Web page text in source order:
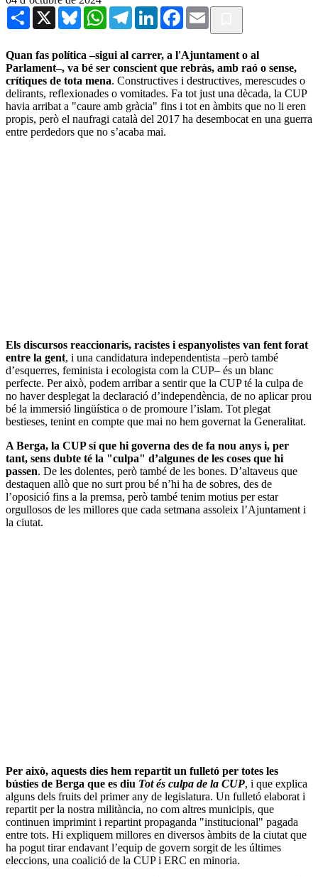
Share X BlueskyWhatsAppTelegramLinkedInFacebook
Email
Quan fas política –sigui al carrer, a l'Ajuntament o al
Parlament–, va bé ser conscient que rebràs, amb raó o sense,
crítiques de tota mena. Constructives i destructives, merescudes o
delirants, reflexionades o vomitades. Fa tot just una dècada, la CUP
havia arribat a "caure amb gràcia" fins i tot en àmbits que no li eren
propis, però el naufragi català del 2017 ha desembocat en una guerra
entre perdedors que no s’acaba mai.
Els discursos reaccionaris, racistes i espanyolistes van fent forat
entre la gent, i una candidatura independentista –però també
d’esquerres, feminista i ecologista com la CUP– és un blanc
perfecte. Per això, podem arribar a sentir que la CUP té la culpa de
no haver desplegat la declaració d’independència, de no aplicar prou
bé la immersió lingüística o de promoure l’islam. Tot plegat
bestieses, tenint en compte que mai no hem governat la Generalitat.
A Berga, la CUP sí que hi governa des de fa nou anys i, per
tant, sens dubte té la "culpa" d’algunes de les coses que hi
passen. De les dolentes, però també de les bones. D’altaveus que
destaquen allò que no surt prou bé n’hi ha de sobres, des de
l’oposició fins a la premsa, però també tenim motius per estar
orgullosos de les millores que cada setmana assoleix l’Ajuntament i
la ciutat.
Per això, aquests dies hem repartit un fulletó per totes les
bústies de Berga que es diu Tot és culpa de la CUP, i que explica
alguns dels fruits del primer any de legislatura. Un fulletó elaborat i
repartit per la nostra militància, no com altres municipis, que
continuen imprimint i repartint propaganda "institucional" pagada
entre tots. Hi expliquem millores en diversos àmbits de la ciutat que
ha pogut tirar endavant l’equip de govern sorgit de les últimes
eleccions, una coalició de la CUP i ERC en minoria.